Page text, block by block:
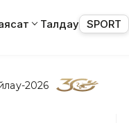
Талдау SPORT
2026